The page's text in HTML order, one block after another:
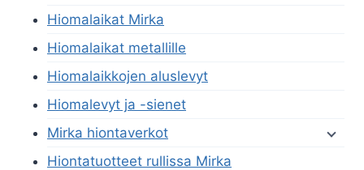
Hiomalaikat Mirka
Hiomalaikat metallille
Hiomalaikkojen aluslevyt
Hiomalevyt ja -sienet
Mirka hiontaverkot
Hiontatuotteet rullissa Mirka